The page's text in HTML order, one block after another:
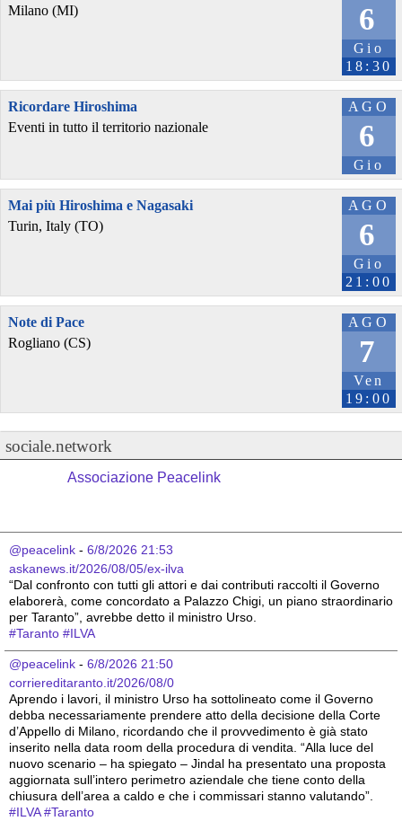
6
Gio
18:30
Milano (MI)
AGO
6
Gio
Ricordare Hiroshima
Eventi in tutto il territorio nazionale
AGO
6
Gio
21:00
Mai più Hiroshima e Nagasaki
Turin, Italy (TO)
AGO
7
Ven
19:00
Note di Pace
Rogliano (CS)
sociale.network
Associazione Peacelink
@peacelink - 6/8/2026 21:53
askanews.it/2026/08/05/ex-ilva
“Dal confronto con tutti gli attori e dai contributi raccolti il Governo
elaborerà, come concordato a Palazzo Chigi, un piano straordinario
per Taranto”, avrebbe detto il ministro Urso.
#Taranto #ILVA
@peacelink - 6/8/2026 21:50
corriereditaranto.it/2026/08/0
Aprendo i lavori, il ministro Urso ha sottolineato come il Governo
debba necessariamente prendere atto della decisione della Corte
d’Appello di Milano, ricordando che il provvedimento è già stato
inserito nella data room della procedura di vendita. “Alla luce del
nuovo scenario – ha spiegato – Jindal ha presentato una proposta
aggiornata sull’intero perimetro aziendale che tiene conto della
chiusura dell’area a caldo e che i commissari stanno valutando”.
#ILVA #Taranto